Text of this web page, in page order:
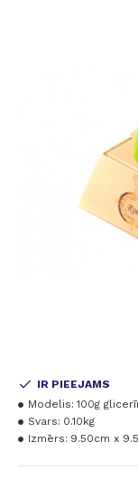
IR PIEEJAMS
Modelis: 100g
Svars: 0.10kg
Izmērs: 9.50cm x